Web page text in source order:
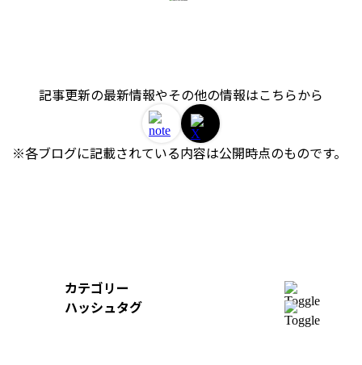
記事更新の最新情報やその他の情報はこちらから
※各ブログに記載されている内容は公開時点のものです。
カテゴリー
開発
ハッシュタグ